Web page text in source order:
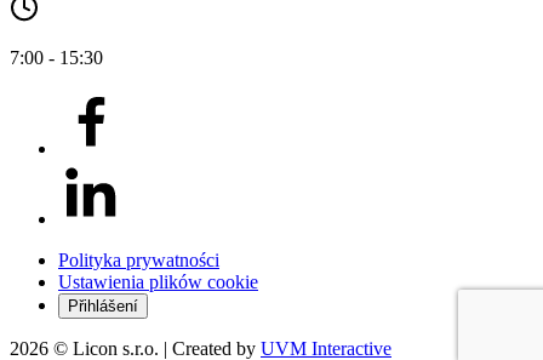
7:00 - 15:30
Polityka prywatności
Ustawienia plików cookie
Přihlášení
2026 © Licon s.r.o. | Created by UVM Interactive